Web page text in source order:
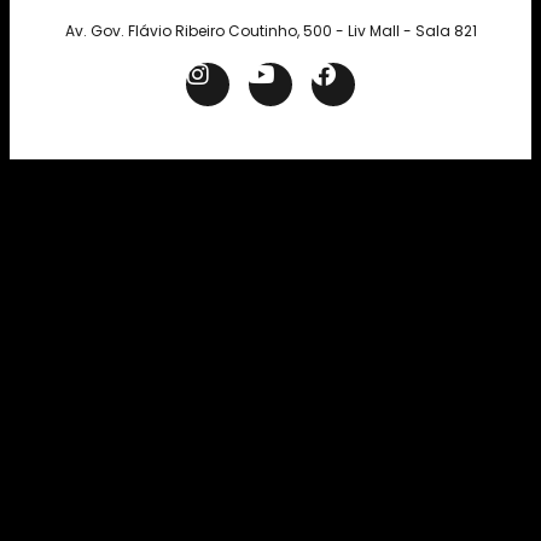
Av. Gov. Flávio Ribeiro Coutinho, 500 - Liv Mall - Sala 821